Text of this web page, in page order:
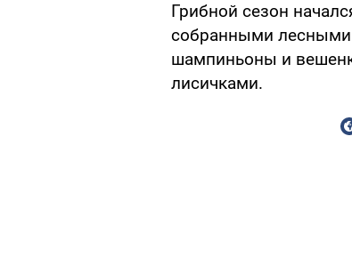
Грибной сезон
собранными лесными
шампиньоны и
лисичками.